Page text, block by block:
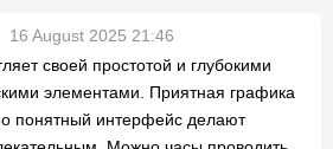
16 August 2025 21:46
своей простотой и глубокими
элементами. Приятная графика
понятный интерфейс делают